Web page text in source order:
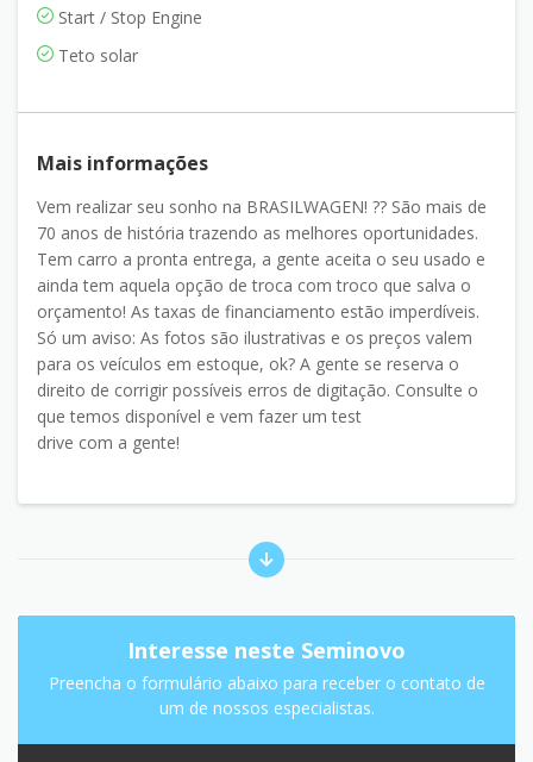
Start / Stop Engine
Teto solar
Mais informações
Vem realizar seu sonho na BRASILWAGEN! ?? São mais de
70 anos de história trazendo as melhores oportunidades.
Tem carro a pronta entrega, a gente aceita o seu usado e
ainda tem aquela opção de troca com troco que salva o
orçamento! As taxas de financiamento estão imperdíveis.
Só um aviso: As fotos são ilustrativas e os preços valem
para os veículos em estoque, ok? A gente se reserva o
direito de corrigir possíveis erros de digitação. Consulte o
que temos disponível e vem fazer um test
drive com a gente!
Interesse neste Seminovo
Preencha o formulário abaixo para receber o contato de
um de nossos especialistas.